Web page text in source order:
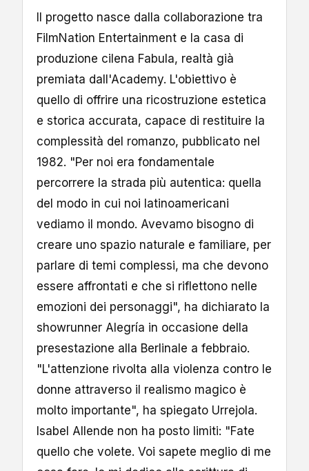
Il progetto nasce dalla collaborazione tra
FilmNation Entertainment e la casa di
produzione cilena Fabula, realtà già
premiata dall'Academy. L'obiettivo è
quello di offrire una ricostruzione estetica
e storica accurata, capace di restituire la
complessità del romanzo, pubblicato nel
1982. "Per noi era fondamentale
percorrere la strada più autentica: quella
del modo in cui noi latinoamericani
vediamo il mondo. Avevamo bisogno di
creare uno spazio naturale e familiare, per
parlare di temi complessi, ma che devono
essere affrontati e che si riflettono nelle
emozioni dei personaggi", ha dichiarato la
showrunner Alegría in occasione della
presestazione alla Berlinale a febbraio.
"L'attenzione rivolta alla violenza contro le
donne attraverso il realismo magico è
molto importante", ha spiegato Urrejola.
Isabel Allende non ha posto limiti: "Fate
quello che volete. Voi sapete meglio di me